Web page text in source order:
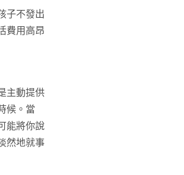
子不發出
費用高昂
主動提供
候。當
能將你說
然地就事